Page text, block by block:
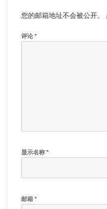
您的邮箱地址不会被公开。
评论 *
显示名称 *
邮箱 *